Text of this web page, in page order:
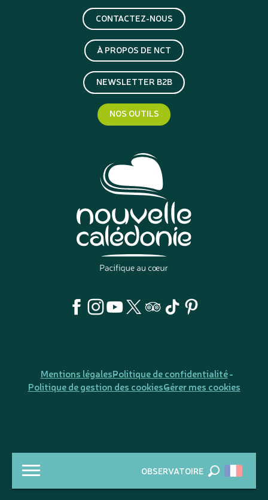
OBSERVATOIRE
CONTACTEZ-NOUS
À PROPOS DE NCT
NEWSLETTER B2B
NOS OUTILS
Mentions légalesPolitique de confidentialité
Politique de gestion des cookiesGérer mes cookies